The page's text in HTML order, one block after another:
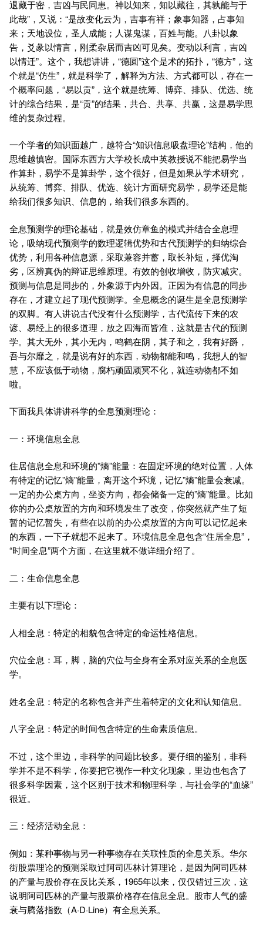
退藏于密，吉凶与民同患。神以知来，知以藏往，其孰能与于
此哉”，又说：“是故变化云为，吉事有祥；象事知器，占事知
来；天地设位，圣人成能；人谋鬼谋，百姓与能。八卦以象
告，爻彖以情言，刚柔杂居而吉凶可见矣。变动以利言，吉凶
以情迁”。这个，我想讲讲，“德圆”这个是术的拓扑，“德方”，这
个就是“仿生”，就是科学了，解释为方法、方式都可以，存在一
个概率问题，“易以贡”，这个就是统筹、博弈、排队、优选、统
计的综合结果，是“贡”的结果，共合、共享、共赢，这是易学思
维的复杂过程。
一个学者的知识面越广，越符合“知识信息吸盘理论”结构，他的
思维越慎密。国际东西方大学校长成中英教授说不能把易学当
作算卦，易学不是算卦学，这个很好，但是如果从学术研究，
从统筹、博弈、排队、优选、统计方面研究易学，易学还是能
给我们很多知识、信息的，给我们很多东西的。
全息预测学的理论基础，就是效仿章鱼的模式并结合全息理
论，吸纳现代预测学的数理逻辑优势和古代预测学的归纳综合
优势，利用各种信息源，采取兼容并蓄，取长补短，择优淘
劣，区辨真伪的辩证思维原理。有效的创收增收，防灾减灾。
预测与信息是同步的，外象源于内外因。正因为有信息的同步
存在，才建立起了现代预测学。全息概念的诞生是全息预测学
的双脚。有人讲说古代没有什么预测学，古代流传下来的农
谚、易经上的很多道理，放之四海而皆准，这就是古代的预测
学。其大无外，其小无内，鸣鹤在阴，其子和之，我有好爵，
吾与尔靡之，就是说有好的东西，动物都能和鸣，我想人的智
慧，不应该低于动物，腐朽顽固顽冥不化，就连动物都不如
啦。
下面我具体讲讲科学的全息预测理论：
一：环境信息全息
住居信息全息和环境的”熵”能量：在固定环境的绝对位置，人体
有特定的记忆”熵”能量，离开这个环境，记忆”熵”能量会衰减。
一定的办公桌方向，坐姿方向，都会储备一定的”熵”能量。比如
你的办公桌放置的方向和环境发生了改变，你突然就产生了短
暂的记忆暂失，有些在以前的办公桌放置的方向可以记忆起来
的东西，一下子就想不起来了。环境信息全息包含“住居全息”，
“时间全息”两个方面，在这里就不做详细介绍了。
二：生命信息全息
主要有以下理论：
人相全息：特定的相貌包含特定的命运性格信息。
穴位全息：耳，脚，脑的穴位与全身有全系对应关系的全息医
学。
姓名全息：特定的名称包含并产生着特定的文化和认知信息。
八字全息：特定的时间包含特定的生命素质信息。
不过，这个里边，非科学的问题比较多。要仔细的鉴别，非科
学并不是不科学，你要把它视作一种文化现象，里边也包含了
很多科学因素，这个区别于技术和物理科学，与社会学的“血缘”
很近。
三：经济活动全息：
例如：某种事物与另一种事物存在关联性质的全息关系。华尔
街股票理论的预测采取过阿司匹林计算理论，是因为阿司匹林
的产量与股价存在反比关系，1965年以来，仅仅错过三次，这
说明阿司匹林的产量与股票价格存在信息全息。股市人气的盛
衰与腾落指数（A·D·Line）有全息关系。